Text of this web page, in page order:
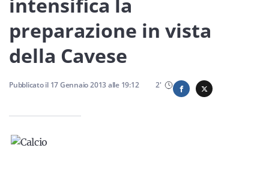
Servizi
nostra newsletter
preparazione in vista
della Cavese
Pubblicato il 17 Gennaio 2013alle 19:12 2'